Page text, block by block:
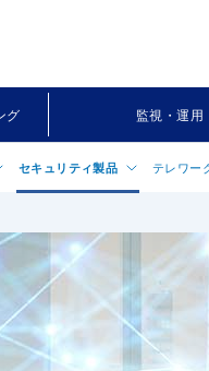
グ 監視・運用
サービ
」
（ファルコ
セキュリティ製品
CloudFalcon®（クラウドファルコ
AI不正取引検知サービス：AIゼロフ
Trend Micro Deep Security
Splunk®
（スプランク）統合ログ分
ットフォーム
テレワー
Akamai
Access（